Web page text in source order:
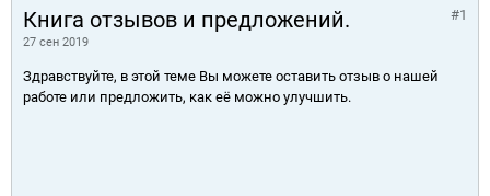
Книга отзывов и предложений.
27 сен 2019
#1
Здравствуйте, в этой теме Вы можете оставить отзыв о нашей
работе или предложить, как её можно улучшить.